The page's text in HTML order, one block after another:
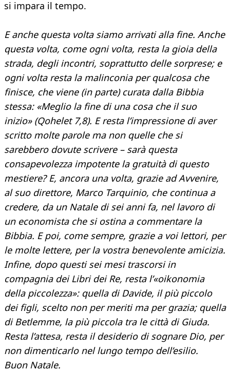
si impara il tempo.
E anche questa volta siamo arrivati alla fine. Anche
questa volta, come ogni volta, resta la gioia della
strada, degli incontri, soprattutto delle sorprese; e
ogni volta resta la malinconia per qualcosa che
finisce, che viene (in parte) curata dalla Bibbia
stessa: «Meglio la fine di una cosa che il suo
inizio» (Qohelet 7,8). E resta l’impressione di aver
scritto molte parole ma non quelle che si
sarebbero dovute scrivere – sarà questa
consapevolezza impotente la gratuità di questo
mestiere? E, ancora una volta, grazie ad Avvenire,
al suo direttore, Marco Tarquinio, che continua a
credere, da un Natale di sei anni fa, nel lavoro di
un economista che si ostina a commentare la
Bibbia. E poi, come sempre, grazie a voi lettori, per
le molte lettere, per la vostra benevolente amicizia.
Infine, dopo questi sei mesi trascorsi in
compagnia dei Libri dei Re, resta l’«oikonomia
della piccolezza»: quella di Davide, il più piccolo
dei figli, scelto non per meriti ma per grazia; quella
di Betlemme, la più piccola tra le città di Giuda.
Resta l’attesa, resta il desiderio di sognare Dio, per
non dimenticarlo nel lungo tempo dell’esilio.
Buon Natale.